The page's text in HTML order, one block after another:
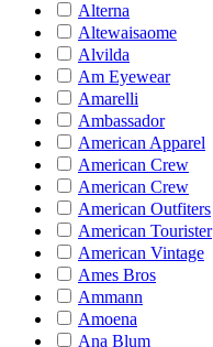
Alterna
Altewaisaome
Alvilda
Am Eyewear
Amarelli
Ambassador
American Apparel
American Crew
American Crew
American Outfiters
American Tourister
American Vintage
Ames Bros
Ammann
Amoena
Ana Blum